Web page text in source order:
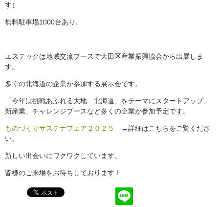
す）
無料駐車場1000台あり。
エステックは地域交流ブースで大田区産業振興協会から出展しま
す。
多くの北海道の企業が参加する展示会です。
「今年は挑戦あふれる大地 北海道」をテーマにスタートアップ、
新産業、チャレンジブースなど多くの企業が参加予定です。
ものづくりサステナフェア２０２５
←詳細はこちらをご覧くださ
い。
新しい出会いにワクワクしています。
皆様のご来場をお待ちしております！